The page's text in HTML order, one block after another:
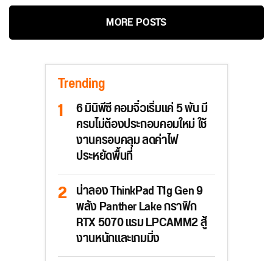
MORE POSTS
Trending
6 มินิพีซี คอมจิ๋วเริ่มแค่ 5 พัน มี
ครบไม่ต้องประกอบคอมใหม่ ใช้
งานครอบคลุม ลดค่าไฟ
ประหยัดพื้นที่
น่าลอง ThinkPad T1g Gen 9
พลัง Panther Lake กราฟิก
RTX 5070 แรม LPCAMM2 สู้
งานหนักและเกมมิ่ง